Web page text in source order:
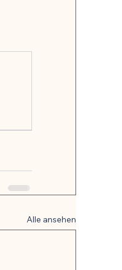
Alle ansehen